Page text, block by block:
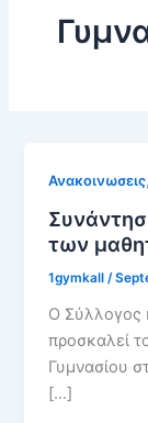
Ανακοινωσεις,
των
1gymkall /
Ο Σύλλογος
προσκαλεί
Γυμνασίου
[…]